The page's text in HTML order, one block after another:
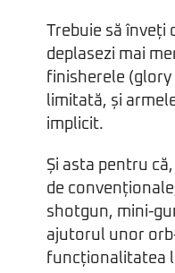
Trebuie să
deplasezi mai
finisherele
limitată, și
implicit.
Și asta pentru
de
shotgun, mini-
ajutorul unor
funcționalitatea